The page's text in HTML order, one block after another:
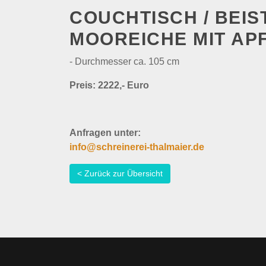
COUCHTISCH /
MOOREICHE MIT
- Durchmesser ca. 105 cm
Preis: 2222,- Euro
Anfragen unter:
info@schreinerei-thalmaier.de
< Zurück zur Übersicht